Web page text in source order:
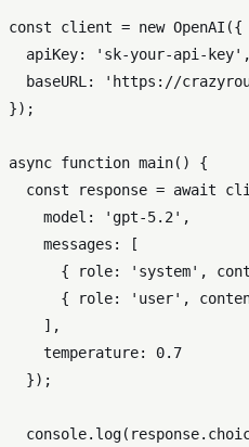
const client = new OpenAI ({
apiKey: 'sk-your-api-key' ,
baseURL :
'https://
});
async function main( ) {
const response = await
model : 'gpt-5.2' ,
messages : [
      {
role: 'system' ,
      {
role: 'user' ,
    ],
temperature: 0.7
  });
console. log(response.